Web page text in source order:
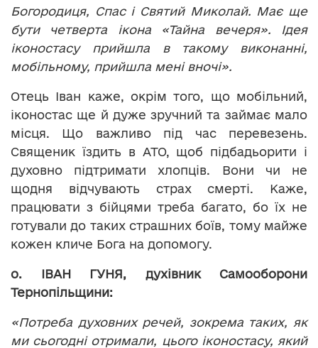
Богородиця, Спас і Святий Миколай. Має ще
бути четверта ікона «Тайна вечеря». Ідея
іконостасу прийшла в такому виконанні,
мобільному, прийшла мені вночі».
Отець Іван каже, окрім того, що мобільний,
іконостас ще й дуже зручний та займає мало
місця. Що важливо під час перевезень.
Священик їздить в АТО, щоб підбадьорити і
духовно підтримати хлопців. Вони чи не
щодня відчувають страх смерті. Каже,
працювати з бійцями треба багато, бо їх не
готували до таких страшних боїв, тому майже
кожен кличе Бога на допомогу.
о. ІВАН ГУНЯ, духівник Самооборони
Тернопільщини:
«Потреба духовних речей, зокрема таких, як
ми сьогодні отримали, цього іконостасу, який